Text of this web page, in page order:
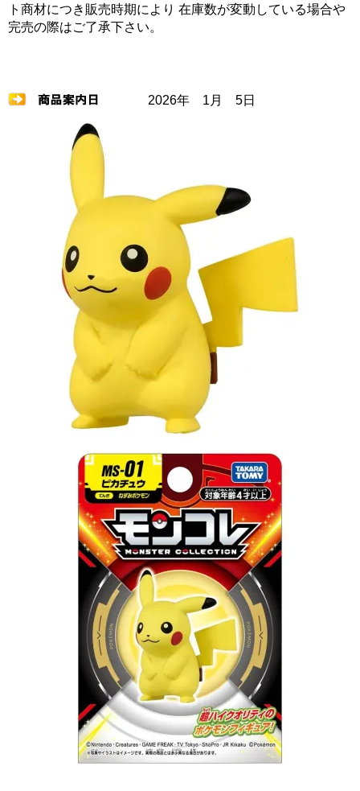
ト商材につき販売時期により 在庫数が変動している場合や
完売の際はご了承下さい。
2026年 1月 5日